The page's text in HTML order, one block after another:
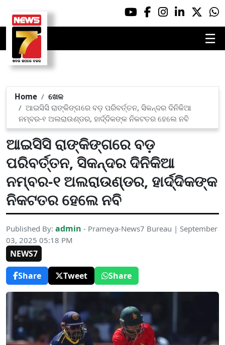
☰
Home
ଖେଳ
ଆଇସିସି ରାଙ୍କିଙ୍ଗରେ ବଡ଼ ପରିବର୍ତ୍ତନ, ସିକନ୍ଦର ଦିନିକିଆ
ନମ୍ବର-୧ ଅଲରାଉଣ୍ଡର, ହାର୍ଦ୍ଦିକଙ୍କ ନିକଟତର ହେଲେ ନବି
ଆଇସିସି ରାଙ୍କିଙ୍ଗରେ ବଡ଼
ପରିବର୍ତ୍ତନ, ସିକନ୍ଦର ଦିନିକିଆ
ନମ୍ବର-୧ ଅଲରାଉଣ୍ଡର, ହାର୍ଦ୍ଦିକଙ୍କ
ନିକଟତର ହେଲେ ନବି
Published By: admin - Prameya-News7 Bureau | September
03, 2025 05:18 PM
NEWS7
Share
Tweet Share